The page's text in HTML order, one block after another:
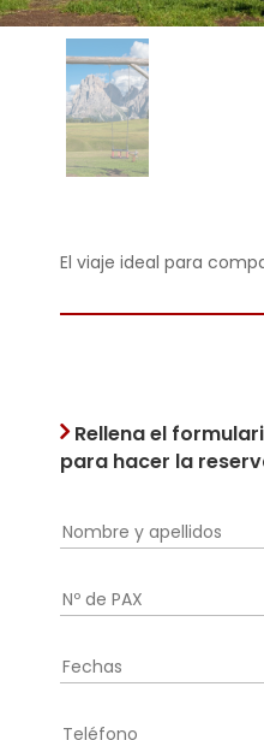
El viaje ideal para
Rellena el
para hacer la